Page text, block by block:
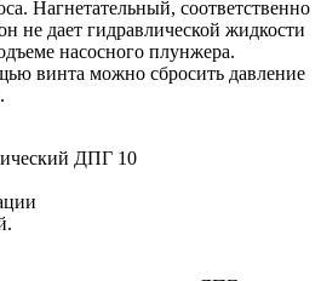
Нагнетательный, соответственно
не дает гидравлической жидкости
насосного плунжера.
винта можно сбросить давление
ДПГ 10